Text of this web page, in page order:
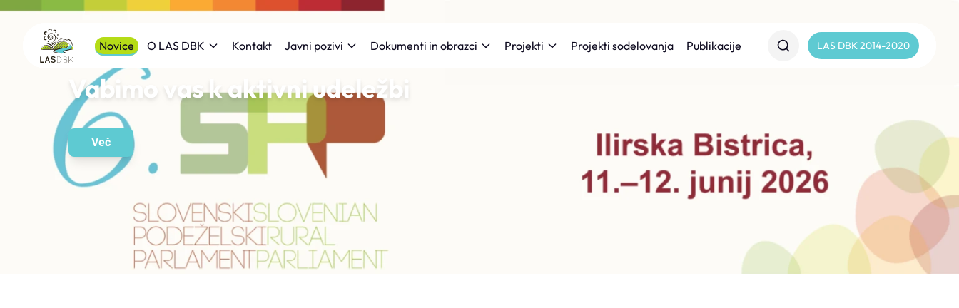
Vabimo vas k aktivni udeležbi
Več
Novice O LAS DBK Kontakt Javni pozivi Dokumenti in obrazci Projekti Projekti sodelovanja Publikacije LAS DBK 2014-2020